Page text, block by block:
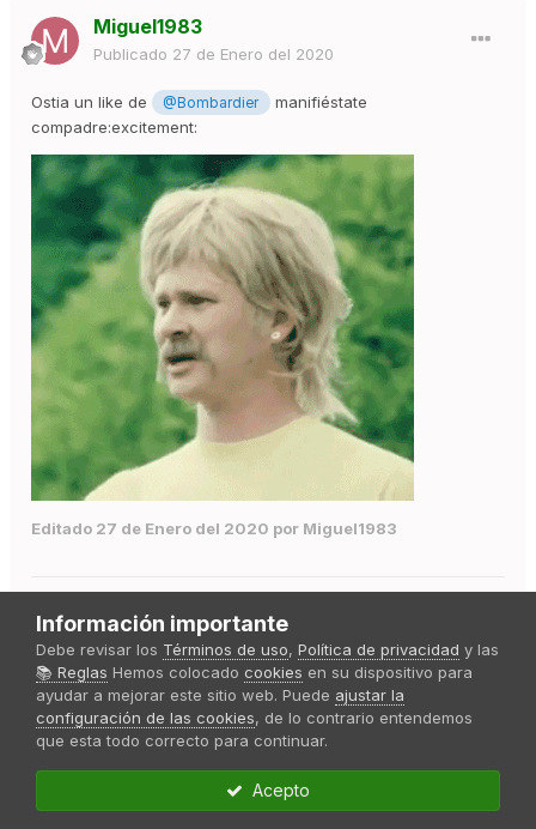
Miguel1983
Publicado 27 de Enero del 2020
Ostia un like de @Bombardier
manifiéstate
compadre:excitement:
Editado 27 de Enero del 2020 por Miguel1983
Jaypp
Publicado29 de Enero del 2020
Información importante
Debe revisar los Términos de uso, Política de privacidad y las
📚 Reglas Hemos colocado cookies en su dispositivo para
ayudar a mejorar este sitio web. Puede ajustar la
configuración de las cookies, de lo contrario entendemos
que esta todo correcto para continuar.
Acepto